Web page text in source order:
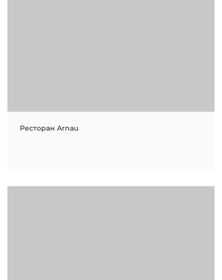
Ресторан Arnau